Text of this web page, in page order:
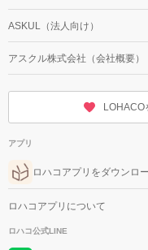
ASKUL（法人向け）
アスクル株式会社（会社概要）
アプリ
ロハコアプリをダウンロ
ロハコアプリについて
ロハコ公式LINE